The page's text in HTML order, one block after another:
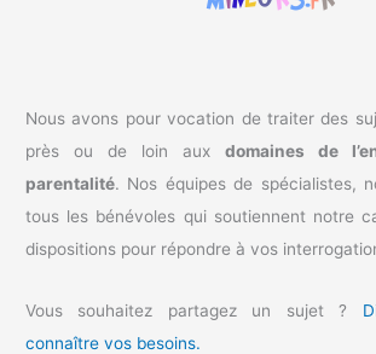
Nous avons pour vocation de traiter des
près ou de loin aux domaines de
parentalité. Nos équipes de spécialistes,
tous les bénévoles qui soutiennent notre
dispositions pour répondre à vos
Vous souhaitez partagez un sujet ?
connaître vos besoins.